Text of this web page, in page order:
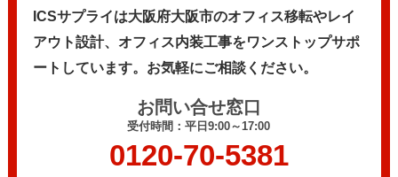
ICSサプライは大阪府大阪市のオフィス移転やレイ
アウト設計、 オフィス内装工事をワンストップサポ
ートしています。 お気軽にご相談ください。
お問い合せ窓口
受付時間：平日9:00～17:00
0120-70-5381